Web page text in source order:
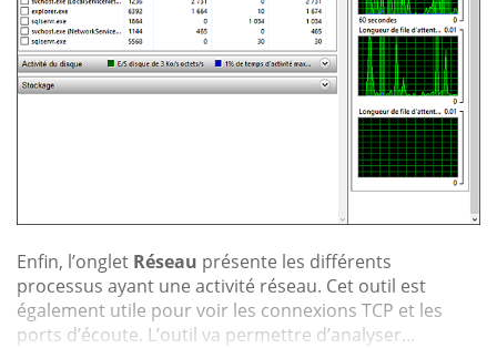
Enfin, l’onglet Réseau présente les différents
processus ayant une activité réseau. Cet outil est
également utile pour voir les connexions TCP et les
ports d’écoute. L’outil va permettre d’analyser...